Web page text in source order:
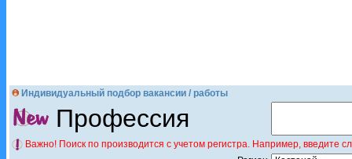
Индивидуальный подбор вакансии / работы
Профессия
Важно! Поиск по производится с учетом регистра. Например,